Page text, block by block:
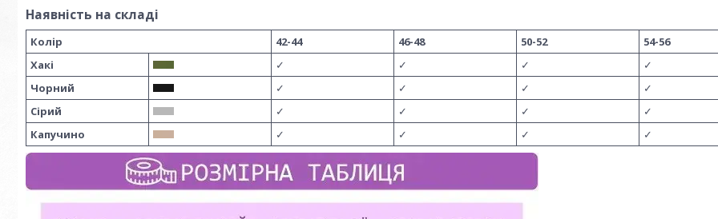
Наявність на складі
Колір 42-44 46-48 50-52
54-56
Хакі
✓ ✓ ✓
✓
Чорний
✓ ✓ ✓
✓
Сірий
✓ ✓ ✓
✓
Капучино
✓ ✓ ✓ ✓